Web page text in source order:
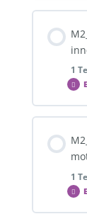
1
0%
1